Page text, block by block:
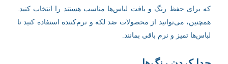
که برای حفظ رنگ و بافت لباس‌ها مناسب هستند را انتخاب کنید.
همچنین، می‌توانید از محصولات ضد لکه و نرم‌کننده استفاده کنید تا
لباس‌ها تمیز و نرم باقی بمانند.